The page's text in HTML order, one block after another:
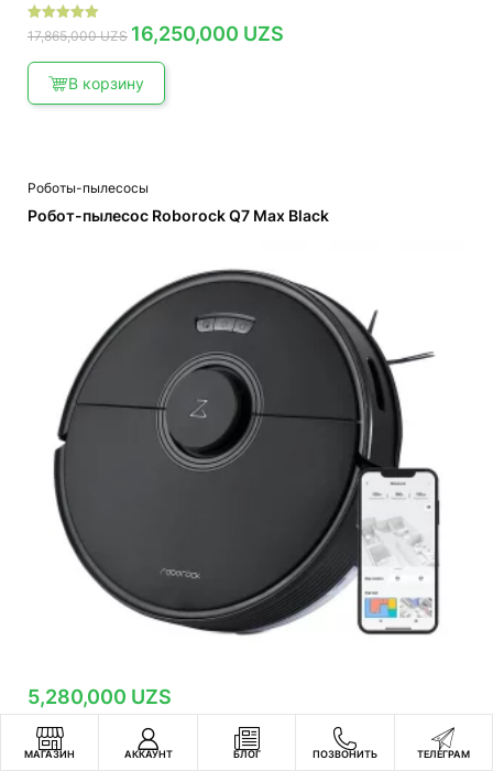
Оценка
5.00
17,865,000UZS Первоначальная
цена
17,865,000 UZS.
16,250,000 UZS
В корзину
Роботы-пылесосы
Робот-пылесос Roborock Q7 Max Black
5,280,000 UZS
В корзину
МАГАЗИН АККАУНТ БЛОГ ПОЗВОНИТЬ ТЕЛЕГРАМ